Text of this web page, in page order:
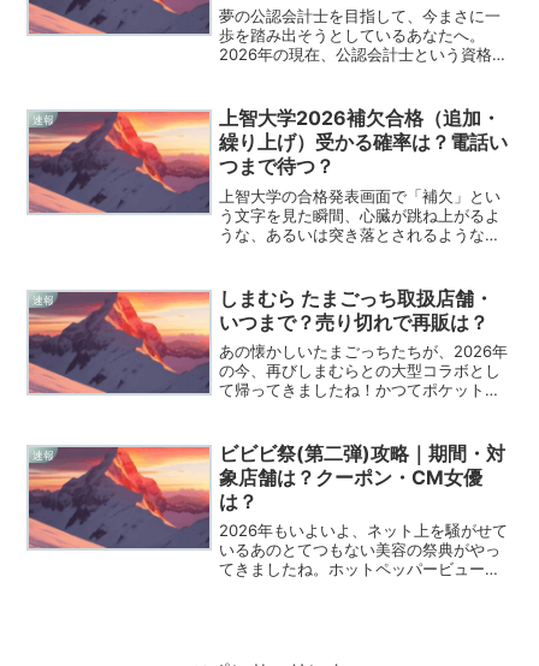
夢の公認会計士を目指して、今まさに一
歩を踏み出そうとしているあなたへ。
2026年の現在、公認会計士という資格の
間がこの過酷なレースに挑んでいます。
正直に言って、この道は...
速報
上智大学2026補欠合格（追加・
繰り上げ）受かる確率は？電話い
つまで待つ？
上智大学の合格発表画面で「補欠」とい
う文字を見た瞬間、心臓が跳ね上がるよ
うな、あるいは突き落とされるような、
い、この宙ぶらりんな状態は、受験生に
とってもそのご家族にとっ...
速報
しまむら たまごっち取扱店舗・
いつまで？売り切れで再販は？
あの懐かしいたまごっちたちが、2026年
の今、再びしまむらとの大型コラボとし
て帰ってきましたね！かつてポケットの
して楽しめるなんて、ファンにとっては
たまらないニュースで...
速報
ビビビ祭(第二弾)攻略｜期間・対
象店舗は？クーポン・CM女優
は？
2026年もいよいよ、ネット上を騒がせて
いるあのとてつもない美容の祭典がやっ
てきましたね。ホットペッパービューテ